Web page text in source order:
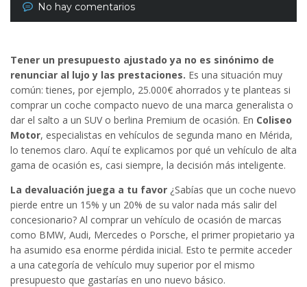
No hay comentarios
Tener un presupuesto ajustado ya no es sinónimo de
renunciar al lujo y las prestaciones. Es una situación muy
común: tienes, por ejemplo, 25.000€ ahorrados y te planteas si
comprar un coche compacto nuevo de una marca generalista o
dar el salto a un SUV o berlina Premium de ocasión. En Coliseo
Motor, especialistas en vehículos de segunda mano en Mérida,
lo tenemos claro. Aquí te explicamos por qué un vehículo de alta
gama de ocasión es, casi siempre, la decisión más inteligente.
La devaluación juega a tu favor ¿Sabías que un coche nuevo
pierde entre un 15% y un 20% de su valor nada más salir del
concesionario? Al comprar un vehículo de ocasión de marcas
como BMW, Audi, Mercedes o Porsche, el primer propietario ya
ha asumido esa enorme pérdida inicial. Esto te permite acceder
a una categoría de vehículo muy superior por el mismo
presupuesto que gastarías en uno nuevo básico.